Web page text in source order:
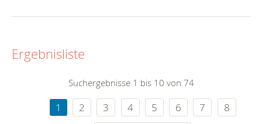
Ergebnisliste
Suchergebnisse 1 bis 10 von 74
1 2 3 4 5 6 7
8